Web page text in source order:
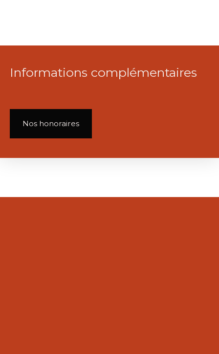
Informations complémentaires
Nos honoraires